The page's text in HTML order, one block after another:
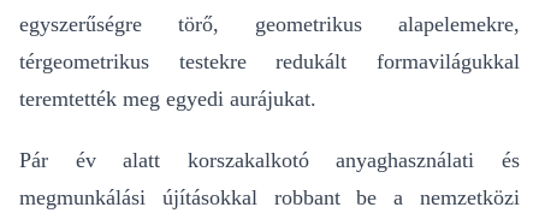
egyszerűségre törő, geometrikus alapelemekre,
térgeometrikus testekre redukált formavilágukkal
teremtették meg egyedi aurájukat.
Pár év alatt korszakalkotó anyaghasználati és
megmunkálási újításokkal robbant be a nemzetközi